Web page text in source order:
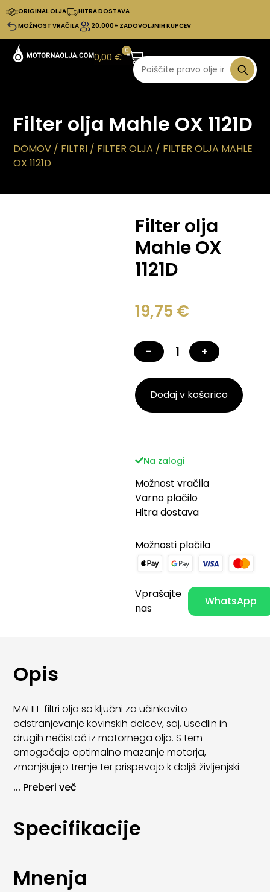
ORIGINAL OLJA
HITRA DOSTAVA
MOŽNOST VRAČILA
20.000+ ZADOVOLJNIH KUPCEV
0,00€
0
Filter olja Mahle OX 1121D
DOMOV / FILTRI / FILTER OLJA / FILTER OLJA MAHLE
OX 1121D
Filter olja
Mahle OX
1121D
19,75 €
− +
Dodaj v košarico
Na zalogi
Možnost vračila
Varno plačilo
Hitra dostava
Možnosti plačila
Vprašajte
nas
WhatsApp
Opis
MAHLE filtri olja so ključni za učinkovito
odstranjevanje kovinskih delcev, saj, usedlin in
drugih nečistoč iz motornega olja. S tem
omogočajo optimalno mazanje motorja,
zmanjšujejo trenje ter prispevajo k daljši življenjski
dobi motornih komponent.
izdelave MAHLE oljni filtri zagotavljajo stabilno
filtracijo skozi celoten servisni interval. Primerni so za
proizvajalcev.
... Preberi več
Specifikacije
Mnenja